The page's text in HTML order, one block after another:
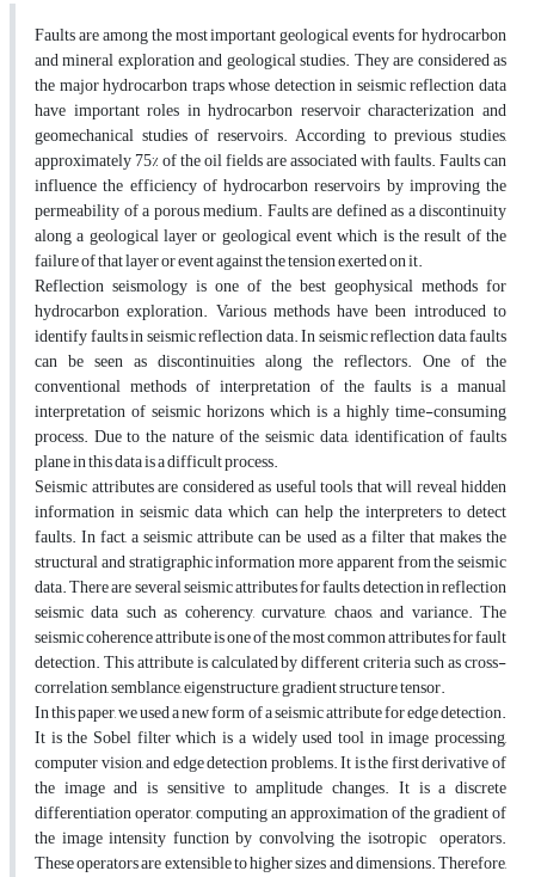
Faults are among the most important geological events for hydrocarbon
and mineral exploration and geological studies. They are considered as
the major hydrocarbon traps whose detection in seismic reflection data
have important roles in hydrocarbon reservoir characterization and
geomechanical studies of reservoirs. According to previous studies,
approximately 75% of the oil fields are associated with faults. Faults can
influence the efficiency of hydrocarbon reservoirs by improving the
permeability of a porous medium. Faults are defined as a discontinuity
along a geological layer or geological event which is the result of the
failure of that layer or event against the tension exerted on it.
Reflection seismology is one of the best geophysical methods for
hydrocarbon exploration. Various methods have been introduced to
identify faults in seismic reflection data. In seismic reflection data, faults
can be seen as discontinuities along the reflectors. One of the
conventional methods of interpretation of the faults is a manual
interpretation of seismic horizons which is a highly time-consuming
process. Due to the nature of the seismic data, identification of faults
plane in this data is a difficult process.
Seismic attributes are considered as useful tools that will reveal hidden
information in seismic data which can help the interpreters to detect
faults. In fact, a seismic attribute can be used as a filter that makes the
structural and stratigraphic information more apparent from the seismic
data. There are several seismic attributes for faults detection in reflection
seismic data such as coherency, curvature, chaos, and variance. The
seismic coherence attribute is one of the most common attributes for fault
detection. This attribute is calculated by different criteria such as cross-
correlation, semblance, eigenstructure, gradient structure tensor.
In this paper, we used a new form of a seismic attribute for edge detection.
It is the Sobel filter which is a widely used tool in image processing,
computer vision, and edge detection problems. It is the first derivative of
the image and is sensitive to amplitude changes. It is a discrete
differentiation operator, computing an approximation of the gradient of
the image intensity function by convolving the isotropic operators.
These operators are extensible to higher sizes and dimensions. Therefore,